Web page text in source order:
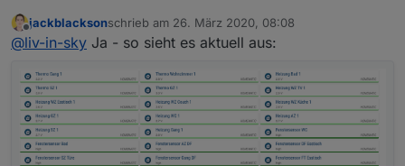
unbenennung erhalten - und deshlab habe ich eine
andere ansicht als du ?
Offline
jackblacksonschrieb am 26. März 2020, 08:08
zuletzt editiert von
@liv-in-sky Ja - so sieht es aktuell aus: